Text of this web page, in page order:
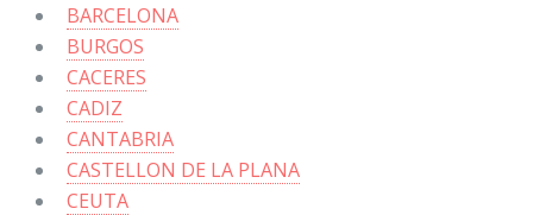
BARCELONA
BURGOS
CACERES
CADIZ
CANTABRIA
CASTELLON DE LA PLANA
CEUTA